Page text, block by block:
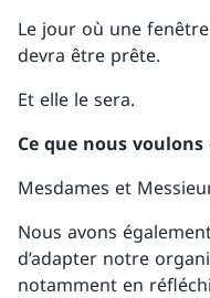
Le jour où une fenêtre
devra être prête.
Et elle le sera.
Ce que nous
Mesdames et
Nous avons
d’adapter notre
notamment en